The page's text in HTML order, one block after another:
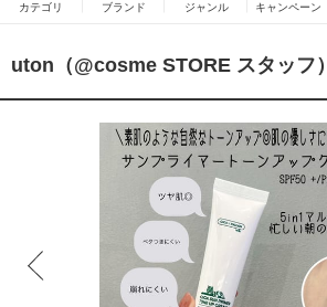
カテゴリ ブランド ジャンル キャンペーン
uton（@cosme STORE スタッフ